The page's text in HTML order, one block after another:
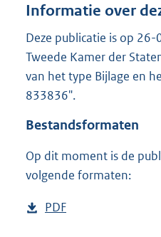
Informatie over
Deze publicatie is op
Tweede Kamer der
van het type Bijlage en
833836".
Bestandsformaten
Op dit moment is de
volgende formaten:
D
PDF